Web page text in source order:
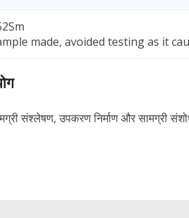
made, avoided testing as it
संश्लेषण, उपकरण निर्माण और सामग्री